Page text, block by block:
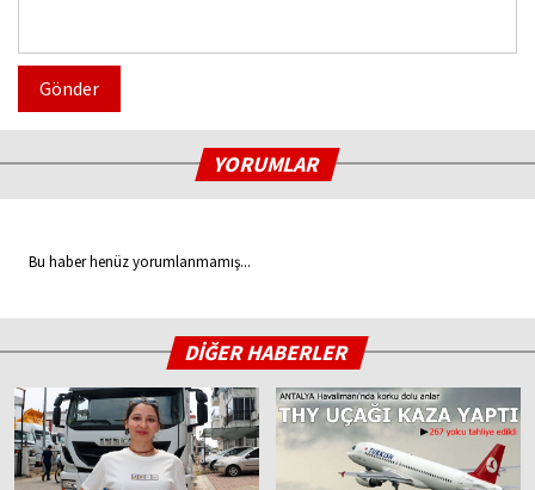
Gönder
YORUMLAR
Bu haber henüz yorumlanmamış...
DİĞER HABERLER